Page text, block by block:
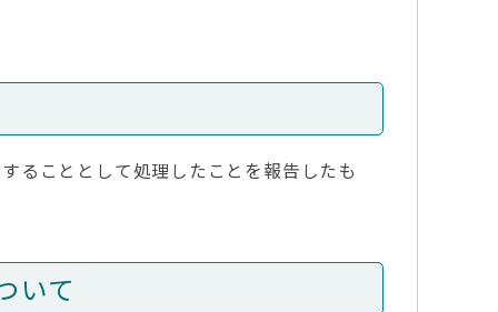
ることとして処理したことを報告したも
いて